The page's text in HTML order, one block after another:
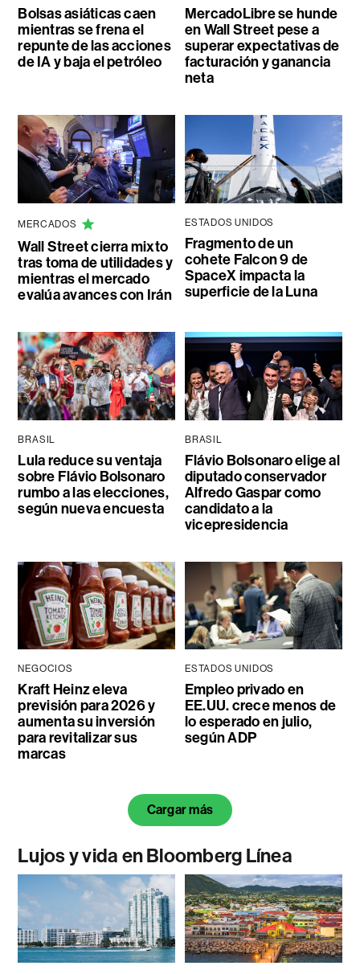
Bolsas asiáticas caen
mientras se frena el
repunte de las acciones
de IA y baja el petróleo
MercadoLibre se hunde
en Wall Street pese a
superar expectativas de
facturación y ganancia
neta
MERCADOS
Wall Street cierra mixto
tras toma de utilidades y
mientras el mercado
evalúa avances con Irán
ESTADOS UNIDOS
Fragmento de un
cohete Falcon 9 de
SpaceX impacta la
superficie de la Luna
BRASIL
Lula reduce su ventaja
sobre Flávio Bolsonaro
rumbo a las elecciones,
según nueva encuesta
BRASIL
Flávio Bolsonaro elige al
diputado conservador
Alfredo Gaspar como
candidato a la
vicepresidencia
NEGOCIOS
Kraft Heinz eleva
previsión para 2026 y
aumenta su inversión
para revitalizar sus
marcas
ESTADOS UNIDOS
Empleo privado en
EE.UU. crece menos de
lo esperado en julio,
según ADP
Cargar más
Lujos y vida en Bloomberg Línea